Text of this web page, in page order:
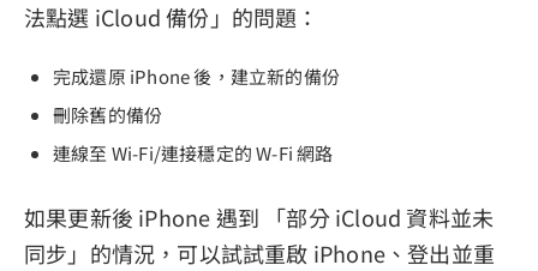
法點選 iCloud 備份」的問題：
完成還原 iPhone 後，建立新的備份
刪除舊的備份
連線至 Wi-Fi/連接穩定的 W-Fi 網路
如果更新後 iPhone 遇到 「部分 iCloud 資料並未
同步」的情況，可以試試重啟 iPhone、登出並重